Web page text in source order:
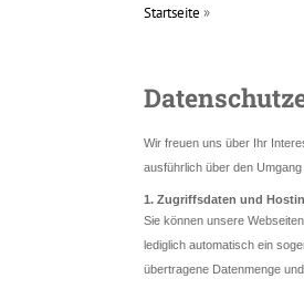
Startseite »
Wir freuen uns über Ihr
ausführlich über den Umgang
1. Zugriffsdaten und
Sie können unsere
lediglich automatisch ein
übertragene Datenmenge